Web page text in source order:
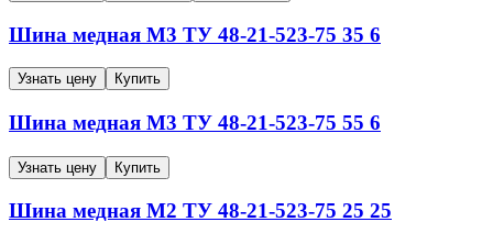
Шина медная М3 ТУ 48-21-523-75 35 6
Узнать цену Купить
Шина медная М3 ТУ 48-21-523-75 55 6
Узнать цену Купить
Шина медная М2 ТУ 48-21-523-75 25 25